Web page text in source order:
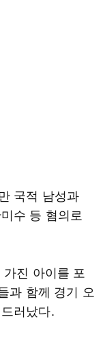
국적 남성과
수 등 혐의로
진 아이를 포
과 함께 경기 오
러났다.